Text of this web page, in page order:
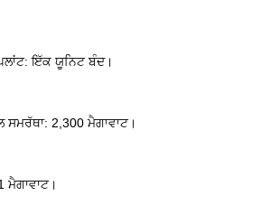
ਇੱਕ ਯੂਨਿਟ ਬੰਦ।
ਸਮਰੱਥਾ: 2,300 ਮੈਗਾਵਾਟ।
ਮੈਗਾਵਾਟ।